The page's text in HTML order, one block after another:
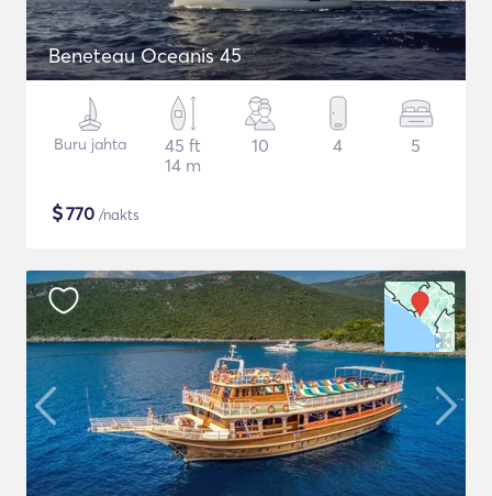
Beneteau Oceanis 45
Buru jahta
45 ft
14 m
10 4 5
$770 /nakts